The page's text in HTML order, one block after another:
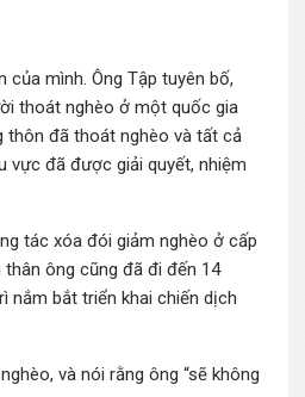
mình. Ông Tập tuyên bố,
thoát nghèo ở một quốc gia
thôn đã thoát nghèo và tất cả
vực đã được giải quyết, nhiệm
tác xóa đói giảm nghèo ở cấp
ông cũng đã đi đến 14
nắm bắt triển khai chiến dịch
và nói rằng ông “sẽ không